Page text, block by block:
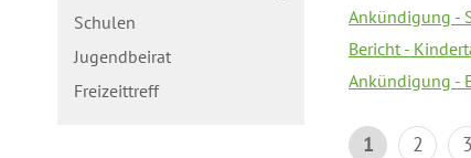
Schulen
Jugendbeirat
Freizeittreff
Ankündigung -
Bericht -
Ankündigung -
1 2 3